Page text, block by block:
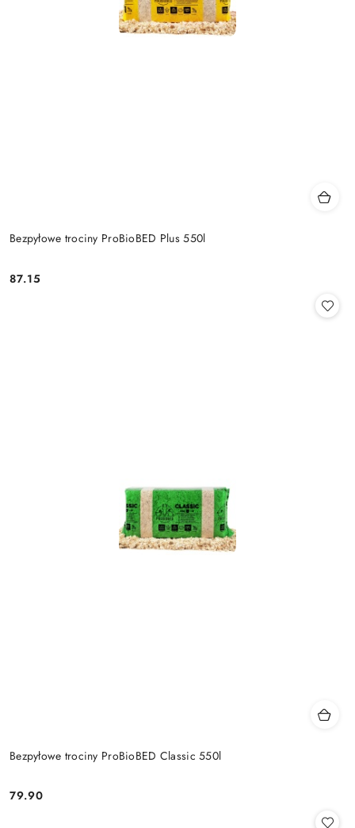
Bezpyłowe trociny ProBioBED Plus 550l
Cena:
87.15
Bezpyłowe trociny ProBioBED Classic 550l
Cena:
79.90